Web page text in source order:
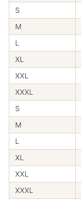
S
M
L
XL
XXL
XXXL
S
M
L
XL
XXL
XXXL